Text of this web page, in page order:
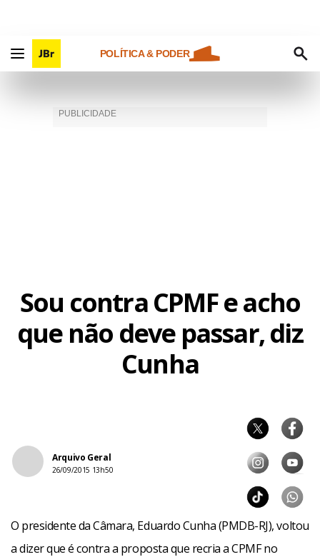
POLÍTICA & PODER
Sou contra CPMF e acho
que não deve passar, diz
Cunha
Arquivo Geral
26/09/2015 13h50
O presidente da Câmara, Eduardo Cunha (PMDB-RJ), voltou
a dizer que é contra a proposta que recria a CPMF no